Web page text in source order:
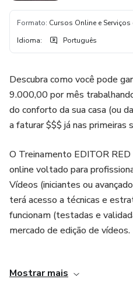
Formato: Cursos Online e
Idioma: Português
Descubra como você pode
9.000,00 por mês
do conforto da sua casa (ou
a faturar $$$ já nas primeiras
O Treinamento EDITOR
online voltado para
Vídeos (iniciantes ou
terá acesso a técnicas e
funcionam (testadas e
mercado de edição de vídeos.
módulos e vídeo aulas
Mostrar mais